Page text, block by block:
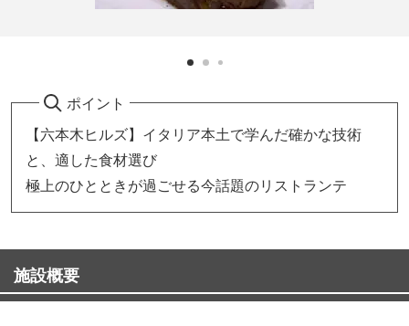
ポイント
【六本木ヒルズ】イタリア本土で学んだ確かな技術
と、適した食材選び
極上のひとときが過ごせる今話題のリストランテ
施設概要